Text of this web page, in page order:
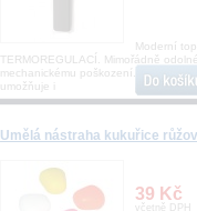
Moderní
TERMOREGULACÍ. Mimořádně
mechanickému poškození. Jeho
umožňuje i
Umělá nástraha kukuřice
39 Kč
včetně DPH